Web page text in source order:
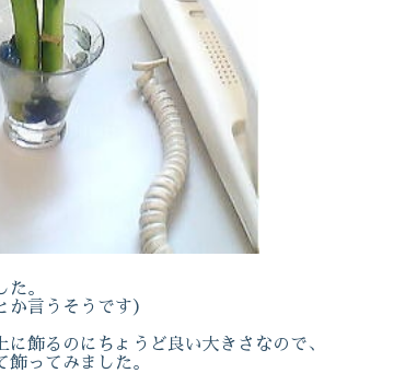
。
か言うそうです）
に飾るのにちょうど良い大きさなので、
ってみました。